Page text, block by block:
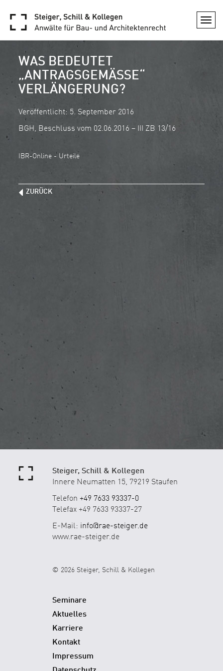
WAS BEDEUTET
„ANTRAGSGEMÄSSE“ V
ERLÄNGERUNG?
Veröffentlicht: 5. September 2016
BGH, Beschluss vom 02.06.2016 – III ZB 13/16
IBR-Online - Urteile
ZURÜCK
Steiger, Schill & Kollegen
Innere Neumatten 15, 79219 Staufen
Telefon +49 7633 93337-0
Telefax +49 7633 93337-27
E-Mail: info@rae-steiger.de
www.rae-steiger.de
© 2026 Steiger, Schill & Kollegen
Seminare
Aktuelles
Karriere
Kontakt
Impressum